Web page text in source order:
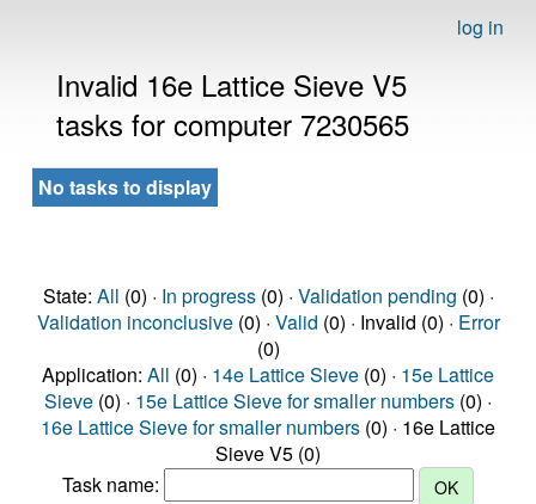
log in
Invalid 16e Lattice Sieve V5
tasks for computer 7230565
No tasks to display
State: All (0) · In progress(0) · Validation pending (0) ·
Validation inconclusive(0) · Valid (0) · Invalid (0) · Error
(0)
Application: All (0) · 14e Lattice Sieve (0) · 15e Lattice
Sieve (0) · 15e Lattice Sieve for smaller numbers (0) ·
16e Lattice Sieve for smaller numbers (0) · 16e Lattice
Sieve V5 (0)
Task name: